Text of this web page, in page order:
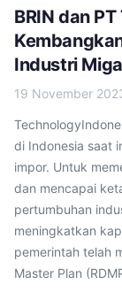
BRIN dan
Industri
19 November
di Indonesia saat
impor. Untuk
dan mencapai
pertumbuhan
meningkatkan
pemerintah telah
Master Plan